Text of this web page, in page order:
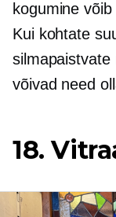
kogumine
Kui kohtate
silmapaistvate
võivad need
18.